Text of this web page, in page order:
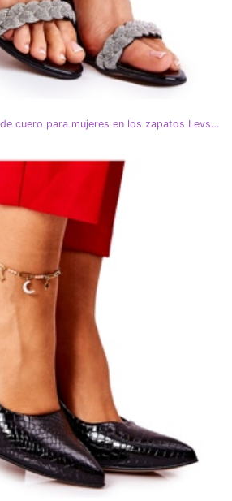
Lewski Shoes Sandalias de cuero para mujeres en los zapatos Levski 3238 Black Szpilka negro